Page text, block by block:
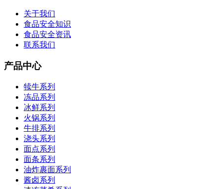
关于我们
食品安全知识
食品安全资讯
联系我们
产品中心
犊牛系列
冻品系列
冰鲜系列
火锅系列
牛排系列
浇头系列
面点系列
面条系列
油炸裹面系列
酱卤系列